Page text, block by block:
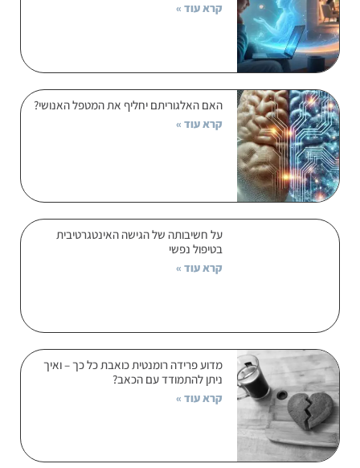
קרא עוד »
האם האלגוריתם יחליף את המטפל האנושי?
קרא עוד »
על חשיבותה של הגישה האינטגרטיבית
בטיפול נפשי
קרא עוד »
מדוע פרידה רומנטית כואבת כל כך – ואיך
ניתן להתמודד עם הכאב?
קרא עוד »